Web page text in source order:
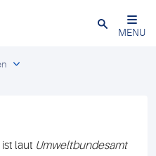
Schließen
MENU
laut Umweltbundesamt